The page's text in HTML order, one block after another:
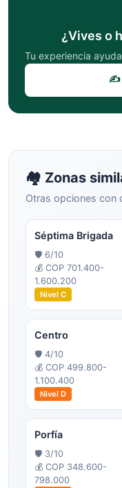
¿Vives o
Tu experiencia
✍️
🏘️ Zonas
Otras opciones con
Séptima Brigada
🛡️ 6/10
💰 COP 701.400-
1.600.200
Nivel C
Centro
🛡️ 4/10
💰 COP 499.800-
1.100.400
Nivel D
Porfía
🛡️ 3/10
💰 COP 348.600-
798.000